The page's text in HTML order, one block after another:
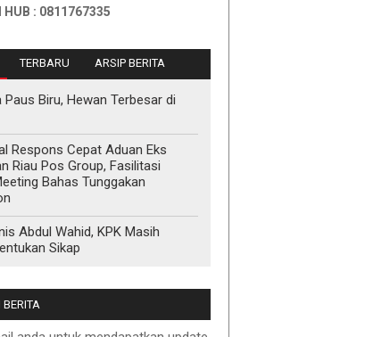
0811767335
TERBARU ARSIP BERITA
Paus Biru, Hewan Terbesar di
Respons Cepat Aduan Eks
Riau Pos Group, Fasilitasi
Bahas Tunggakan
Abdul Wahid, KPK Masih
Sikap